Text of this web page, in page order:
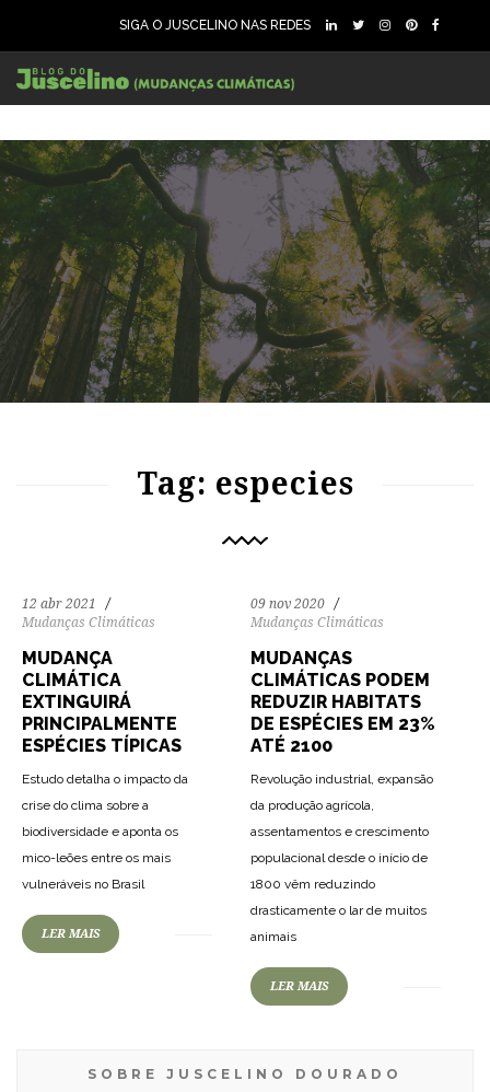
SIGA O JUSCELINO NAS REDES
Tag: especies
12 abr 2021
Mudanças Climáticas
MUDANÇA
CLIMÁTICA
EXTINGUIRÁ
PRINCIPALMENTE
ESPÉCIES TÍPICAS
Estudo detalha o impacto da
crise do clima sobre a
biodiversidade e aponta os
mico-leões entre os mais
vulneráveis no Brasil
LER MAIS
09 nov 2020
Mudanças Climáticas
MUDANÇAS
CLIMÁTICAS PODEM
REDUZIR HABITATS
DE ESPÉCIES EM 23%
ATÉ 2100
Revolução industrial, expansão
da produção agrícola,
assentamentos e crescimento
populacional desde o início de
1800 vêm reduzindo
drasticamente o lar de muitos
animais
LER MAIS
SOBRE JUSCELINO DOURADO